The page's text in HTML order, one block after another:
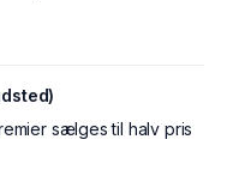
sælges til halv pris